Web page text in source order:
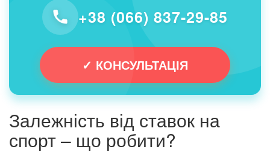
+38 (066) 837-29-85
✓ КОНСУЛЬТАЦІЯ
Залежність від ставок на
спорт – що робити?